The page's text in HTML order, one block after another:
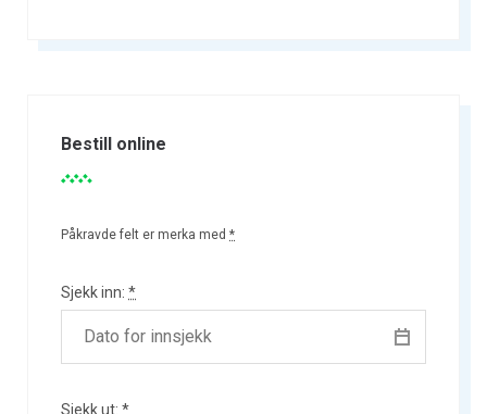
Bestill online
Påkravde felt er merka med *
Sjekk inn: *
Sjekk ut: *